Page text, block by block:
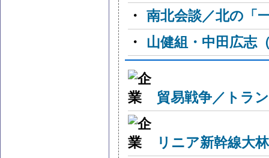
・ 南北会談／北の「
・
山健組・中田広志
貿易戦争／トラ
リニア新幹線大